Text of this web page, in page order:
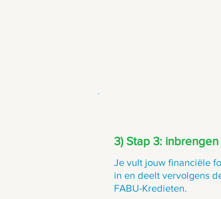
3) Stap 3:
Je vult jouw financiële
in en deelt vervolgens
FABU-Kredieten.